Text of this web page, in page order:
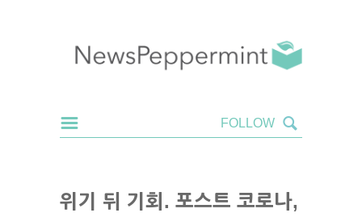
위기 뒤 기회. 포스트 코로나,